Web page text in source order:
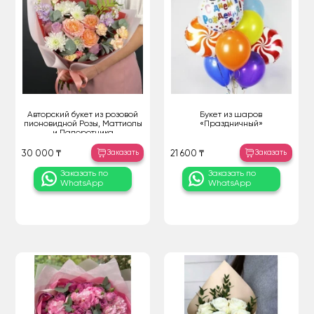
Авторский букет из розовой
пионовидной Розы, Маттиолы
и Папоротника
30 000 ₸ Заказать
Заказать по
WhatsApp
Букет из шаров
«Праздничный»
21 600 ₸ Заказать
Заказать по
WhatsApp